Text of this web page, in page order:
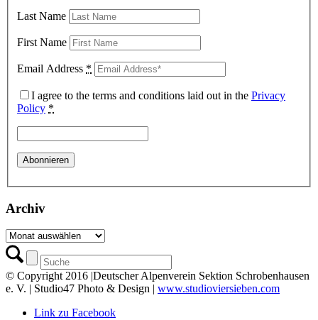
Last Name
First Name
Email Address *
I agree to the terms and conditions laid out in the Privacy
Policy *
Archiv
Archiv
© Copyright 2016 |Deutscher Alpenverein Sektion Schrobenhausen
e. V. | Studio47 Photo & Design | www.studioviersieben.com
Link zu Facebook